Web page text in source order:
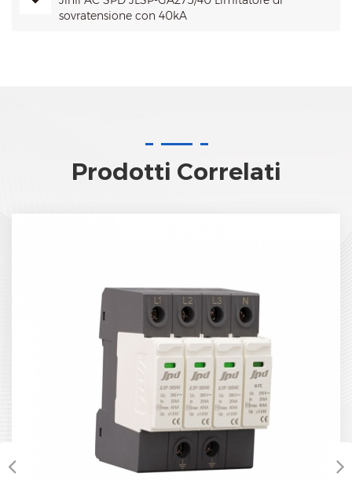
sovratensione con 40kA
Prodotti Correlati